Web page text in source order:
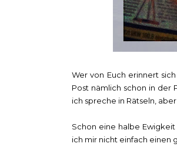
Wer von Euch erinnert
Post nämlich schon in der
ich spreche in Rätseln,
Schon eine halbe
ich mir nicht einfach einen